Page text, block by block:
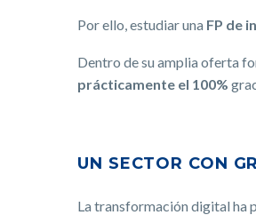
Por ello, estudiar una FP de
Dentro de su amplia oferta
prácticamente el 100%
UN SECTOR CON
La transformación digital ha